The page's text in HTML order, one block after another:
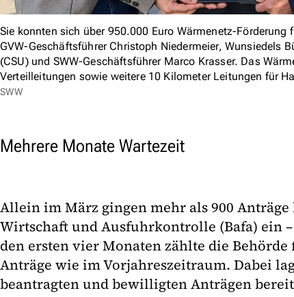
Sie konnten sich über 950.000 Euro Wärmenetz-Förderung
GVW-Geschäftsführer Christoph Niedermeier, Wunsiedels
(CSU) und SWW-Geschäftsführer Marco Krasser. Das
Verteilleitungen sowie weitere 10 Kilometer Leitungen für
SWW
Mehrere Monate Wartezeit
Allein im März gingen mehr als 900
Wirtschaft und Ausfuhrkontrolle (Bafa) ein
den ersten vier Monaten zählte die
Anträge wie im Vorjahreszeitraum. Dabei
beantragten und bewilligten Anträgen